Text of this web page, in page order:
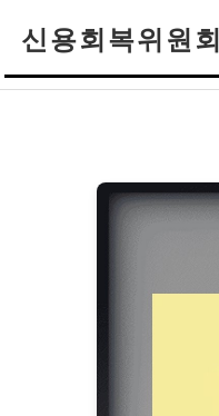
신용회복위원